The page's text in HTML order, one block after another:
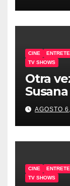
CINE
TV SHOWS
Otra
AGOSTO
CINE
TV SHOWS